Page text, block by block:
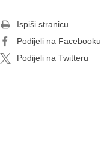
Ispiši stranicu
Podijeli na Facebooku
Podijeli na Twitteru